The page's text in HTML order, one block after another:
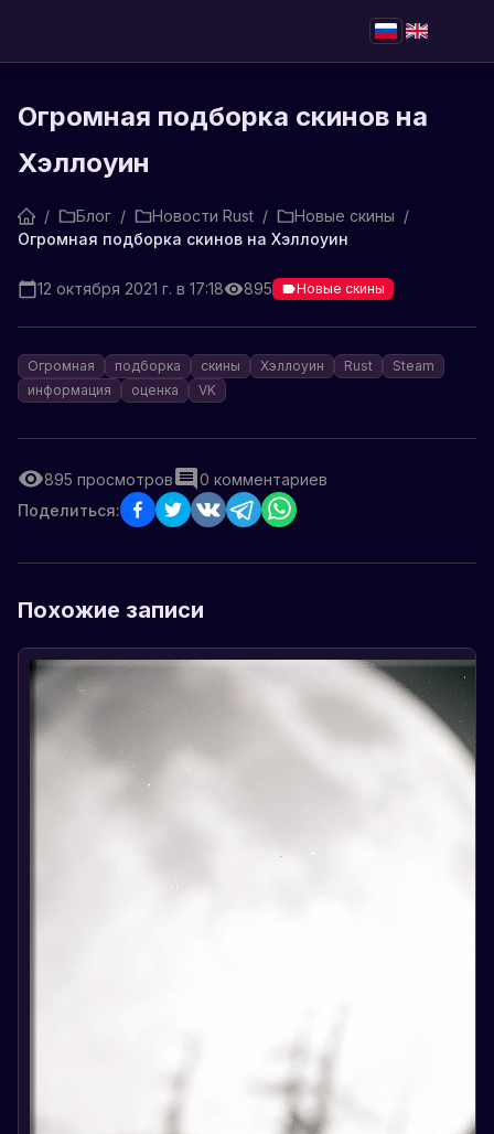
Огромная подборка скинов на
Хэллоуин
/ Блог / Новости Rust / Новые скины /
Огромная подборка скинов на Хэллоуин
12 октября 2021 г. в 17:18 895 Новые скины
Огромная подборка скины Хэллоуин Rust
Steam
информация
оценка VK
895 просмотров 0 комментариев
Поделиться:
Похожие записи